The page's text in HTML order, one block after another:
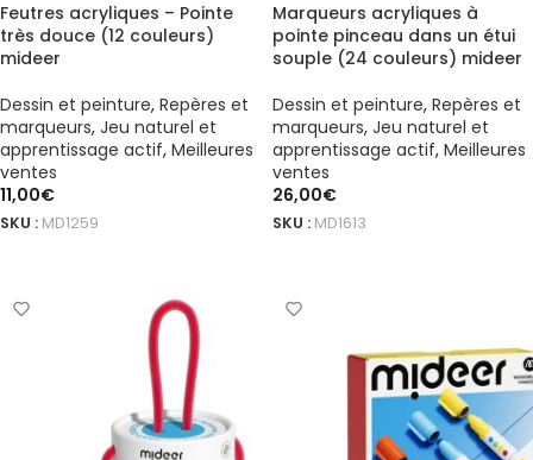
Feutres acryliques – Pointe
très douce (12 couleurs)
mideer
Dessin et peinture, Repères et
marqueurs, Jeu naturel et
apprentissage actif, Meilleures
ventes
11,00€
SKU : MD1259
Marqueurs acryliques à
pointe pinceau dans un étui
souple (24 couleurs) mideer
Dessin et peinture, Repères et
marqueurs, Jeu naturel et
apprentissage actif, Meilleures
ventes
26,00€
SKU : MD1613